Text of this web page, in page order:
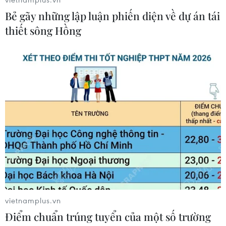
Thành phố Hồ Chí Minh xuất hiện
mưa dông trên diện rộng
Hà Nội: Xử lý dứt điểm 3 vụ việc vi
phạm tại hồ Đồng Đò trước 30/9
Quảng Trị: Mưa lớn gây ngập cục bộ,
tiềm ẩn nguy cơ lũ quét, sạt lở đất
09/08/2026 09:37
Bẻ gãy những lập luận phiến diện về dự án tái
thiết sông Hồng
vietnamplus.vn
Điểm chuẩn trúng tuyển của một số trường